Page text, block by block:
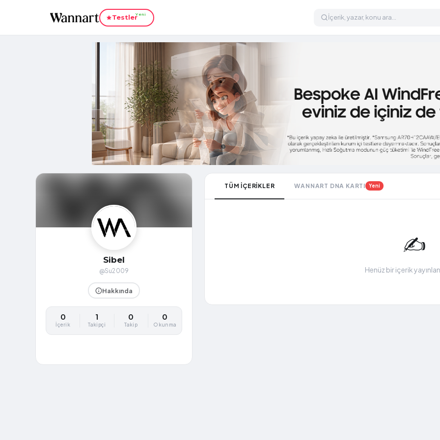
TestlerYeni
Sibel
@Su2009
Hakkında
0
İçerik
1
Takipçi
0
Takip
0
Okunma
TÜM İÇERİKLER WANNART DNA KARTI Yeni
✍️
Henüz bir içerik